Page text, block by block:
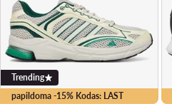
papildoma -15% Kodas: LAST
Trending